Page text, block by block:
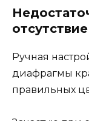
Ручная
диафрагмы
правильных